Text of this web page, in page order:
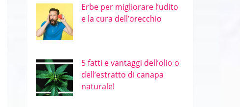
Erbe per migliorare l’udito
e la cura dell’orecchio
5 fatti e vantaggi dell’olio o
dell’estratto di canapa
naturale!